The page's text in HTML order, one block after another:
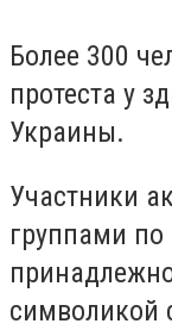
Более 300
протеста у
Украины.
Участники
группами по
символикой